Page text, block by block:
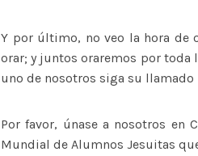
Y por último, no veo la hora de
orar; y juntos oraremos por toda
uno de nosotros siga su llamado
Por favor, únase a nosotros en
Mundial de Alumnos Jesuitas